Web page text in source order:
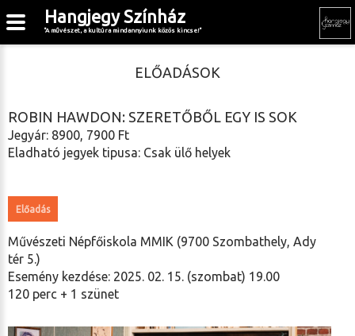
ELŐADÁSOK
ROBIN HAWDON: SZERETŐBŐL EGY IS SOK
Jegyár: 8900, 7900 Ft
Eladható jegyek tipusa: Csak ülő helyek
Előadás
Művészeti Népfőiskola MMIK (9700 Szombathely, Ady
tér 5.)
Esemény kezdése: 2025. 02. 15. (szombat) 19.00
120 perc + 1 szünet
Hangjegy Színház
"A művészet, a kultúra mindannyiunk közös kincse!"